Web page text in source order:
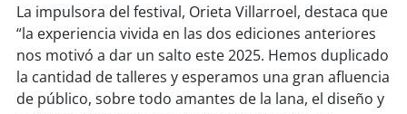
soyconcepción
soycoronel
La impulsora del festival, Orieta Villarroel, destaca que
“la experiencia vivida en las dos ediciones anteriores
nos motivó a dar un salto este 2025. Hemos duplicado
la cantidad de talleres y esperamos una gran afluencia
de público, sobre todo amantes de la lana, el diseño y